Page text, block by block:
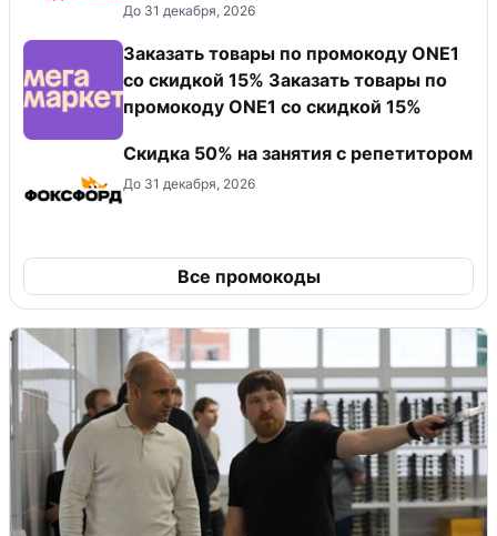
До 31 декабря, 2026
Заказать товары по промокоду ONE1
со скидкой 15% Заказать товары по
промокоду ONE1 со скидкой 15%
Скидка 50% на занятия с репетитором
До 31 декабря, 2026
Все промокоды